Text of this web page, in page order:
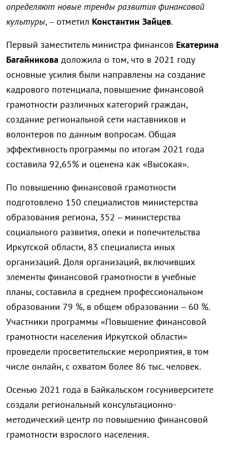
определяют новые тренды развития финансовой
культуры, – отметил Константин Зайцев.
Первый заместитель министра финансов Екатерина
Багайникова доложила о том, что в 2021 году
основные усилия были направлены на создание
кадрового потенциала, повышение финансовой
грамотности различных категорий граждан,
создание региональной сети наставников и
волонтеров по данным вопросам. Общая
эффективность программы по итогам 2021 года
составила 92,65% и оценена как «Высокая».
По повышению финансовой грамотности
подготовлено 150 специалистов министерства
образования региона, 352 – министерства
социального развития, опеки и попечительства
Иркутской области, 83 специалиста иных
организаций. Доля организаций, включивших
элементы финансовой грамотности в учебные
планы, составила в среднем профессиональном
образовании 79 %, в общем образовании – 60 %.
Участники программы «Повышение финансовой
грамотности населения Иркутской области»
проведели просветительские мероприятия, в том
числе онлайн, с охватом более 86 тыс. человек.
Осенью 2021 года в Байкальском госуниверситете
создали региональный консультационно-
методический центр по повышению финансовой
грамотности взрослого населения.